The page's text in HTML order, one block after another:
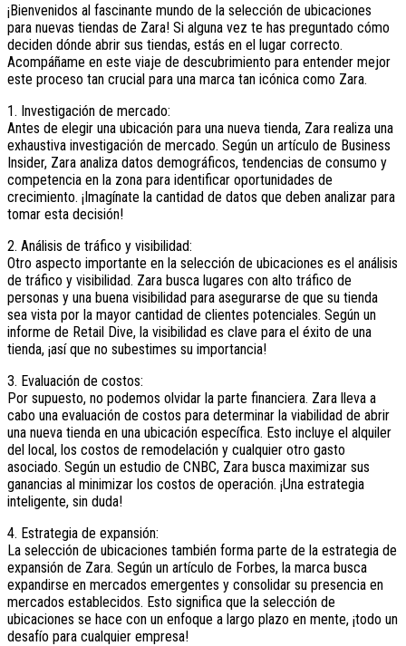
¡Bienvenidos al fascinante mundo de la selección de ubicaciones
para nuevas tiendas de Zara! Si alguna vez te has preguntado cómo
deciden dónde abrir sus tiendas, estás en el lugar correcto.
Acompáñame en este viaje de descubrimiento para entender mejor
este proceso tan crucial para una marca tan icónica como Zara.
1. Investigación de mercado:
Antes de elegir una ubicación para una nueva tienda, Zara realiza una
exhaustiva investigación de mercado. Según un artículo de Business
Insider, Zara analiza datos demográficos, tendencias de consumo y
competencia en la zona para identificar oportunidades de
crecimiento. ¡Imagínate la cantidad de datos que deben analizar para
tomar esta decisión!
2. Análisis de tráfico y visibilidad:
Otro aspecto importante en la selección de ubicaciones es el análisis
de tráfico y visibilidad. Zara busca lugares con alto tráfico de
personas y una buena visibilidad para asegurarse de que su tienda
sea vista por la mayor cantidad de clientes potenciales. Según un
informe de Retail Dive, la visibilidad es clave para el éxito de una
tienda, ¡así que no subestimes su importancia!
3. Evaluación de costos:
Por supuesto, no podemos olvidar la parte financiera. Zara lleva a
cabo una evaluación de costos para determinar la viabilidad de abrir
una nueva tienda en una ubicación específica. Esto incluye el alquiler
del local, los costos de remodelación y cualquier otro gasto
asociado. Según un estudio de CNBC, Zara busca maximizar sus
ganancias al minimizar los costos de operación. ¡Una estrategia
inteligente, sin duda!
4. Estrategia de expansión:
La selección de ubicaciones también forma parte de la estrategia de
expansión de Zara. Según un artículo de Forbes, la marca busca
expandirse en mercados emergentes y consolidar su presencia en
mercados establecidos. Esto significa que la selección de
ubicaciones se hace con un enfoque a largo plazo en mente, ¡todo un
desafío para cualquier empresa!